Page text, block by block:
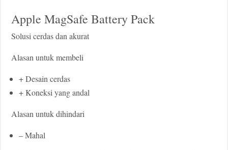
Apple MagSafe Battery Pack
Solusi cerdas dan akurat
Alasan untuk membeli
+ Desain cerdas
+ Koneksi yang andal
Alasan untuk dihindari
– Mahal